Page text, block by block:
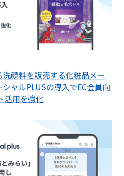
顔料を販売する化粧品メー
ャルPLUSの導入でEC会員向
活用を強化